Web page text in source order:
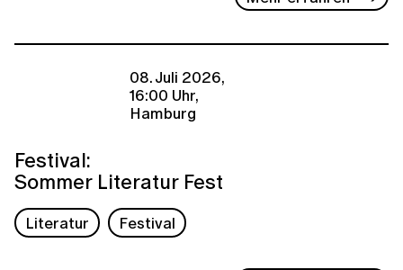
08. Juli 2026,
16:00 Uhr,
Hamburg
Festival:
Sommer Literatur Fest
Literatur Festival